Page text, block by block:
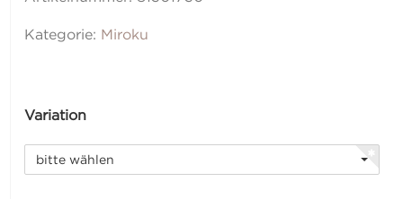
Kategorie: Miroku
Variation
bitte wählen